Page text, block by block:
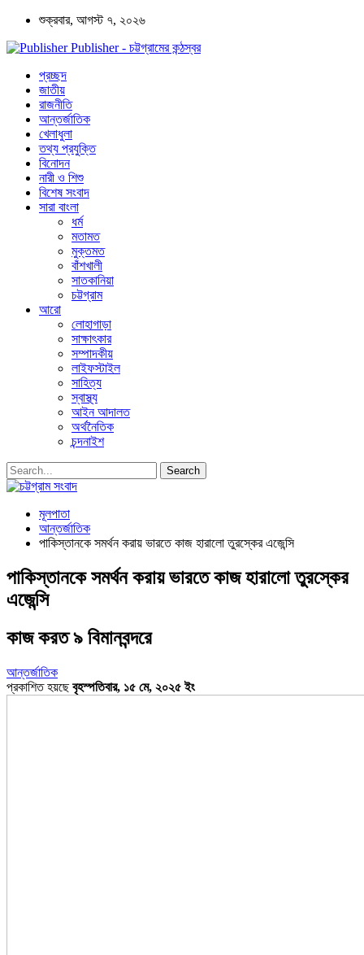
শুক্রবার, আগস্ট ৭, ২০২৬
Publisher - চট্টগ্রামের কন্ঠস্বর
প্রচ্ছদ
জাতীয়
রাজনীতি
আন্তর্জাতিক
খেলাধুলা
তথ্য প্রযুক্তি
বিনোদন
নারী ও শিশু
বিশেষ সংবাদ
সারা বাংলা
ধর্ম
মতামত
মুক্তমত
বাঁশখালী
সাতকানিয়া
চট্টগ্রাম
আরো
লোহাগাড়া
সাক্ষাৎকার
সম্পাদকীয়
লাইফস্টাইল
সাহিত্য
স্বাস্থ্য
আইন আদালত
অর্থনৈতিক
চন্দনাইশ
মূলপাতা
আন্তর্জাতিক
পাকিস্তানকে সমর্থন করায় ভারতে কাজ হারালো তুরস্কের এজেন্সি
পাকিস্তানকে সমর্থন করায় ভারতে কাজ হারালো তুরস্কের
এজেন্সি
কাজ করত ৯ বিমানবন্দরে
আন্তর্জাতিক
প্রকাশিত হয়ছেবৃহস্পতিবার, ১৫ মে, ২০২৫ ইং